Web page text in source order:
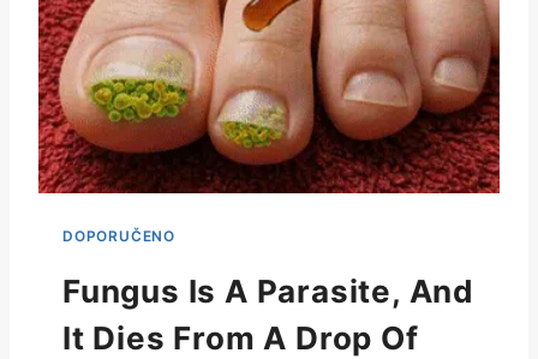
Fungus Is A Parasite, And
It Dies From A Drop Of